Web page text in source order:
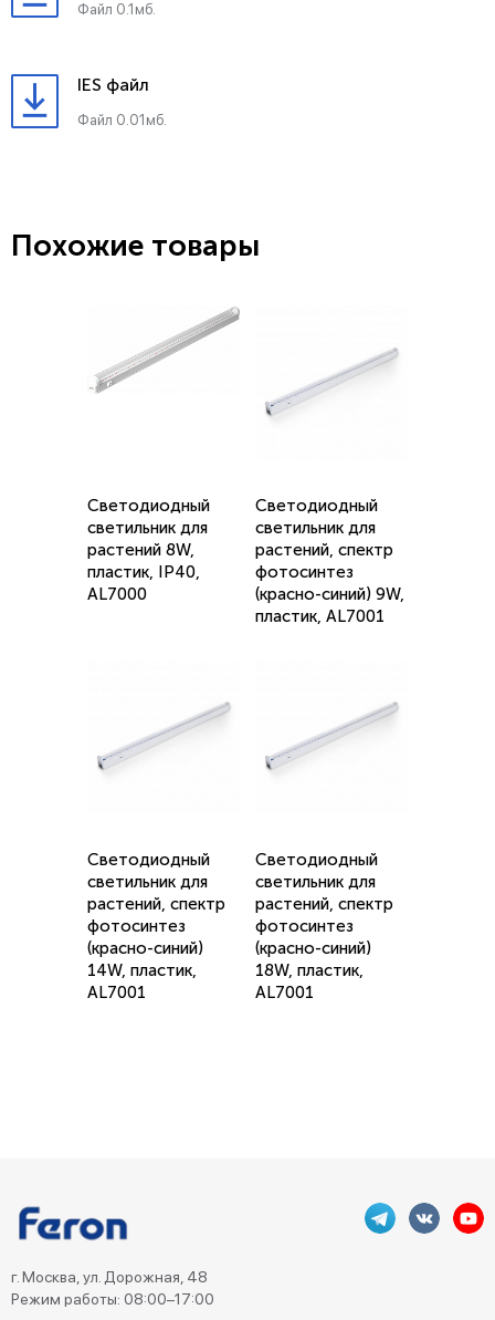
Файл 0.1мб.
IES файл
Файл 0.01мб.
Похожие товары
Светодиодный
светильник для
растений 8W,
пластик, IP40,
AL7000
Светодиодный
светильник для
растений, спектр
фотосинтез
(красно-синий) 9W,
пластик, AL7001
Светодиодный
светильник для
растений, спектр
фотосинтез
(красно-синий)
14W, пластик,
AL7001
Светодиодный
светильник для
растений, спектр
фотосинтез
(красно-синий)
18W, пластик,
AL7001
г. Москва, ул. Дорожная, 48
Режим работы: 08:00–17:00